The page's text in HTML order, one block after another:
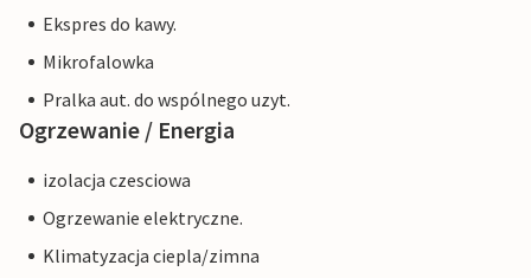
Ekspres do kawy.
Mikrofalowka
Pralka aut. do wspólnego uzyt.
Ogrzewanie / Energia
izolacja czesciowa
Ogrzewanie elektryczne.
Klimatyzacja ciepla/zimna